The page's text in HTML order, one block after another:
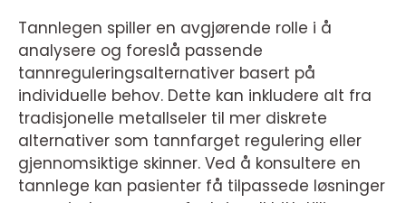
Tannlegen spiller en avgjørende rolle i å
analysere og foreslå passende
tannreguleringsalternativer basert på
individuelle behov. Dette kan inkludere alt fra
tradisjonelle metallseler til mer diskrete
alternativer som tannfarget regulering eller
gjennomsiktige skinner. Ved å konsultere en
tannlege kan pasienter få tilpassede løsninger